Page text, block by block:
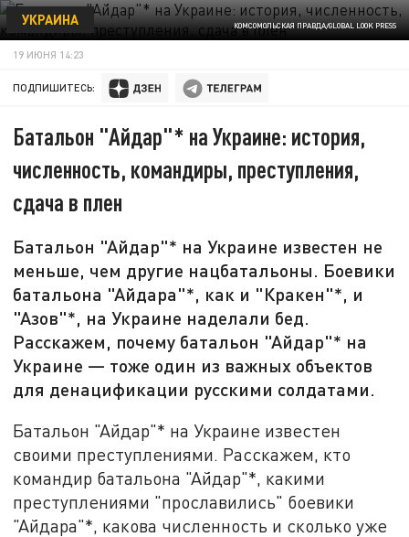
КОМСОМОЛЬСКАЯ ПРАВДА/GLOBAL LOOK PRESS
УКРАИНА
19 ИЮНЯ 14:23
ПОДПИШИТЕСЬ:
Батальон "Айдар"* на Украине: история,
численность, командиры, преступления,
сдача в плен
Батальон "Айдар"* на Украине известен не
меньше, чем другие нацбатальоны. Боевики
батальона "Айдара"*, как и "Кракен"*, и
"Азов"*, на Украине наделали бед.
Расскажем, почему батальон "Айдар"* на
Украине — тоже один из важных объектов
для денацификации русскими солдатами.
Батальон "Айдар"* на Украине известен
своими преступлениями. Расскажем, кто
командир батальона "Айдар"*, какими
преступлениями "прославились" боевики
"Айдара"*, какова численность и сколько уже